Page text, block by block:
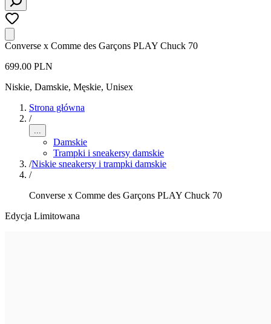
Converse x Comme des Garçons PLAY Chuck 70
699.00 PLN
Niskie, Damskie, Męskie, Unisex
Strona główna
/
...
Damskie
Trampki i sneakersy damskie
/Niskie sneakersy i trampki damskie
/
Converse x Comme des Garçons PLAY Chuck 70
Edycja Limitowana